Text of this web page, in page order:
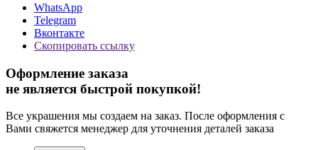
WhatsApp
Telegram
Вконтакте
Скопировать ссылку
Оформление заказа
не является быстрой покупкой!
Все украшения мы создаем на заказ. После оформления с
Вами свяжется менеджер для уточнения деталей заказа